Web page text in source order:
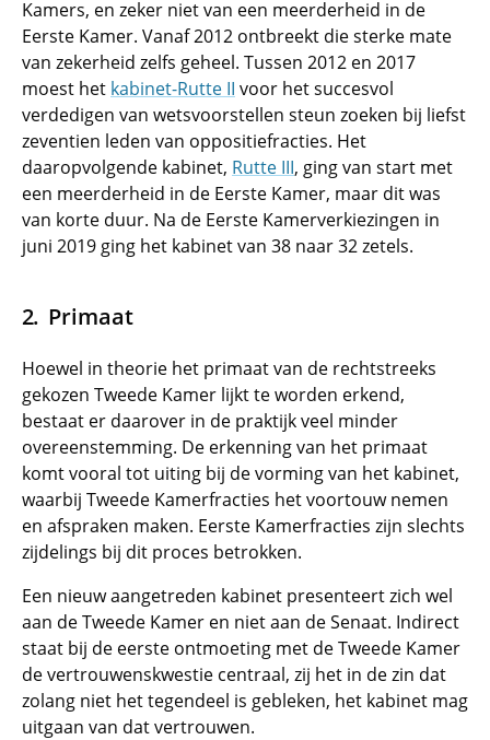
Kamers, en zeker niet van een meerderheid in de
Eerste Kamer. Vanaf 2012 ontbreekt die sterke mate
van zekerheid zelfs geheel. Tussen 2012 en 2017
moest het kabinet-Rutte II voor het succesvol
verdedigen van wetsvoorstellen steun zoeken bij liefst
zeventien leden van oppositiefracties. Het
daaropvolgende kabinet, Rutte III, ging van start met
een meerderheid in de Eerste Kamer, maar dit was
van korte duur. Na de Eerste Kamerverkiezingen in
juni 2019 ging het kabinet van 38 naar 32 zetels.
Primaat
Hoewel in theorie het primaat van de rechtstreeks
gekozen Tweede Kamer lijkt te worden erkend,
bestaat er daarover in de praktijk veel minder
overeenstemming. De erkenning van het primaat
komt vooral tot uiting bij de vorming van het kabinet,
waarbij Tweede Kamerfracties het voortouw nemen
en afspraken maken. Eerste Kamerfracties zijn slechts
zijdelings bij dit proces betrokken.
Een nieuw aangetreden kabinet presenteert zich wel
aan de Tweede Kamer en niet aan de Senaat. Indirect
staat bij de eerste ontmoeting met de Tweede Kamer
de vertrouwenskwestie centraal, zij het in de zin dat
zolang niet het tegendeel is gebleken, het kabinet mag
uitgaan van dat vertrouwen.